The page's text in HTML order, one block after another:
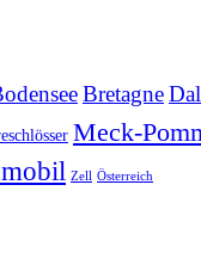
Bretagne
Meck-
Zell Österreich